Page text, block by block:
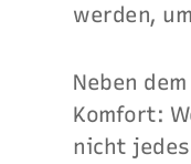
werden,
Neben
Komfort:
nicht